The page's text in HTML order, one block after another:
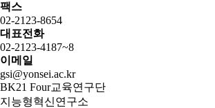
팩스
02-2123-8654
대표전화
02-2123-4187~8
이메일
gsi@yonsei.ac.kr
BK21 Four교육연구단
지능형혁신연구소